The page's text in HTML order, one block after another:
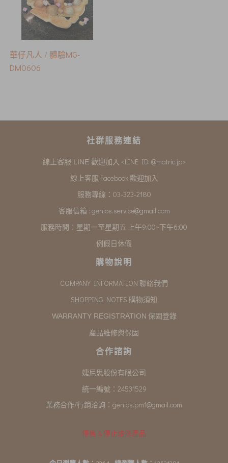
華仔凡人 / 體驗MG-
DM0606
社群服務連結
線上客服 LINE 歡迎加入 <LINE ID: @matric.jp>
線上客服 Facebook 歡迎加入
服務專線：03-323-2180
客服信箱 : genios.service@gmail.com
服務時間：星期一至星期五 上午9:00~下午6:00
例假日休假
購物說明
COMPANY INFORMATION 聯絡我們
SHOPPING NOTES 購物須知
WARRANTY REGISTRATION 保固登錄
產品維修與保固
合作諮詢
婕尼思股份有限公司
統一編號：24531529
業務合作/行銷洽詢： genios.pm1@gmail.com
停售 & 停止維修產品